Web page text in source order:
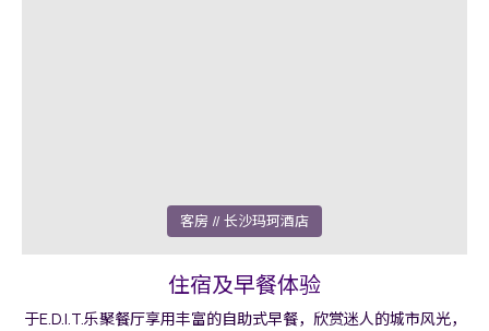
客房 // 长沙玛珂酒店
住宿及早餐体验
于E.D.I.T.乐聚餐厅享用丰富的自助式早餐，欣赏迷人的城市风光，